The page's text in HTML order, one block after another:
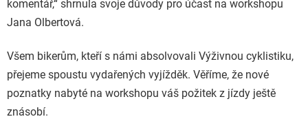
komentář,“ shrnula svoje důvody pro účast na workshopu
Jana Olbertová.
Všem bikerům, kteří s námi absolvovali Výživnou cyklistiku,
přejeme spoustu vydařených vyjížděk. Věříme, že nové
poznatky nabyté na workshopu váš požitek z jízdy ještě
znásobí.